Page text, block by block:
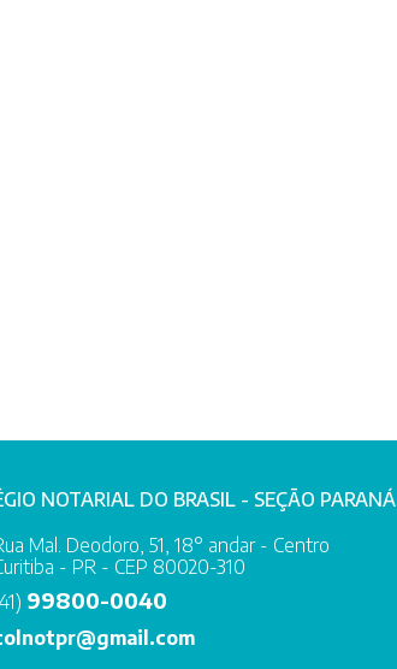
NOTARIAL DO BRASIL - SEÇÃO PARANÁ
Mal. Deodoro, 51, 18° andar - Centro
- PR - CEP 80020-310
99800-0040